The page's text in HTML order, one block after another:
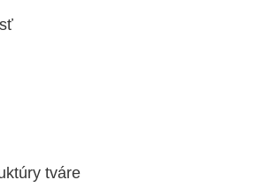
tváre